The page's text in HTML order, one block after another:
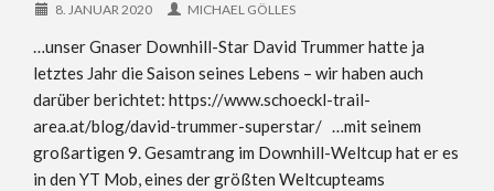
8. JANUAR 2020 MICHAEL GÖLLES
…unser Gnaser Downhill-Star David Trummer hatte ja
letztes Jahr die Saison seines Lebens – wir haben auch
darüber berichtet: https://www.schoeckl-trail-
area.at/blog/david-trummer-superstar/ …mit seinem
großartigen 9. Gesamtrang im Downhill-Weltcup hat er es
in den YT Mob, eines der größten Weltcupteams